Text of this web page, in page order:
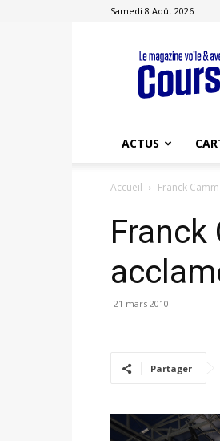
Samedi 8 Août 2026
ACTUS
Accueil Franck
21 mars 2010
Partager